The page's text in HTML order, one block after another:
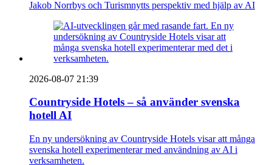
Jakob Norrbys och Turismnytts perspektiv med hjälp av AI
2026-08-07 21:39
Countryside Hotels – så använder svenska
hotell AI
En ny undersökning av Countryside Hotels visar att många
svenska hotell experimenterar med användning av AI i
verksamheten.